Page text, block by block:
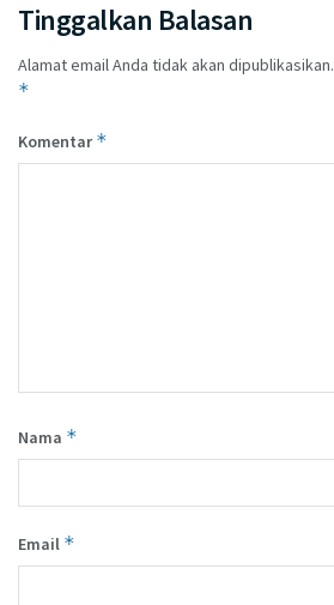
Tinggalkan Balasan
Alamat email Anda tidak akan dipublikasikan.
*
Komentar*
Nama *
Email *